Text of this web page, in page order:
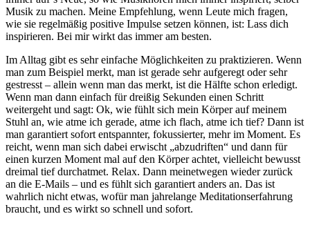
Musik zu machen. Meine Empfehlung, wenn Leute mich fragen,
wie sie regelmäßig positive Impulse setzen können, ist: Lass dich
inspirieren. Bei mir wirkt das immer am besten.
Im Alltag gibt es sehr einfache Möglichkeiten zu praktizieren. Wenn
man zum Beispiel merkt, man ist gerade sehr aufgeregt oder sehr
gestresst – allein wenn man das merkt, ist die Hälfte schon erledigt.
Wenn man dann einfach für dreißig Sekunden einen Schritt
weitergeht und sagt: Ok, wie fühlt sich mein Körper auf meinem
Stuhl an, wie atme ich gerade, atme ich flach, atme ich tief? Dann ist
man garantiert sofort entspannter, fokussierter, mehr im Moment. Es
reicht, wenn man sich dabei erwischt „abzudriften“ und dann für
einen kurzen Moment mal auf den Körper achtet, vielleicht bewusst
dreimal tief durchatmet. Relax. Dann meinetwegen wieder zurück
an die E-Mails – und es fühlt sich garantiert anders an. Das ist
wahrlich nicht etwas, wofür man jahrelange Meditationserfahrung
braucht, und es wirkt so schnell und sofort.